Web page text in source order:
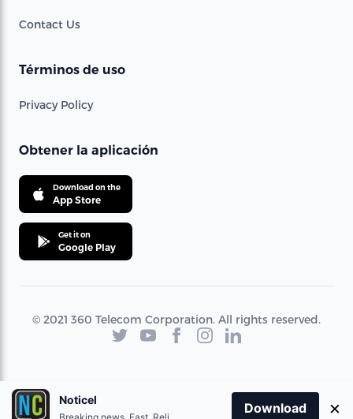
Contact Us
Términos de uso
Privacy Policy
Obtener la aplicación
Download on the
App Store
Get it on
Google Play
© 2021 360 Telecom Corporation. All rights reserved.
Noticel
Download ×